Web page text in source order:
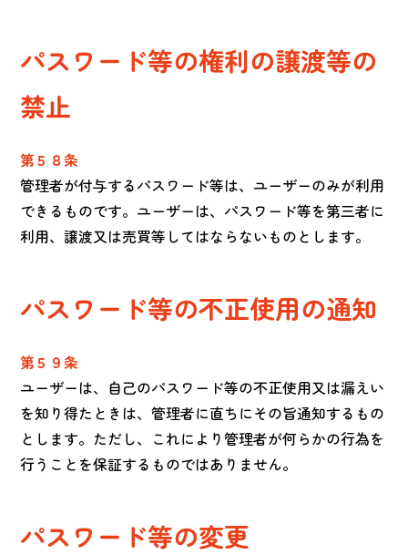
パスワード等の権利の譲渡等の
禁止
第５８条
管理者が付与するパスワード等は、ユーザーのみが利用
できるものです。ユーザーは、パスワード等を第三者に
利用、譲渡又は売買等してはならないものとします。
パスワード等の不正使用の通知
第５９条
ユーザーは、自己のパスワード等の不正使用又は漏えい
を知り得たときは、管理者に直ちにその旨通知するもの
とします。ただし、これにより管理者が何らかの行為を
行うことを保証するものではありません。
パスワード等の変更